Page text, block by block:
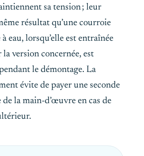
sa tension ; leur
résultat qu’une courroie
eau, lorsqu’elle est entraînée
version concernée, est
le démontage. La
évite de payer une seconde
la main-d’œuvre en cas de